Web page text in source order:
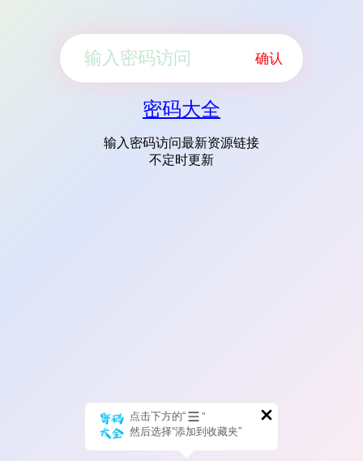
确认
密码大全
输入密码访问最新资源链接
不定时更新
点击下方的“
”
然后选择“添加到收藏夹”